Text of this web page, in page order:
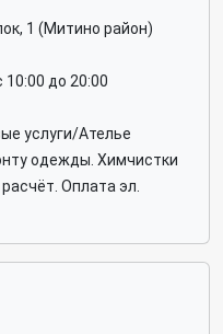
1 (Митино район)
до 20:00
услуги/Ателье
одежды. Химчистки
Оплата эл.